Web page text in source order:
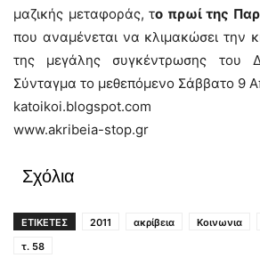
μαζικής μεταφοράς, το πρωί της
που αναμένεται να κλιμακώσει την
της μεγάλης συγκέντρωσης του
Σύνταγμα το μεθεπόμενο Σάββατο 9
katoikoi.blogspot.com
www.akribeia-stop.gr
Σχόλια
ΕΤΙΚΕΤΕΣ 2011 ακρίβεια Κοινωνια
τ. 58